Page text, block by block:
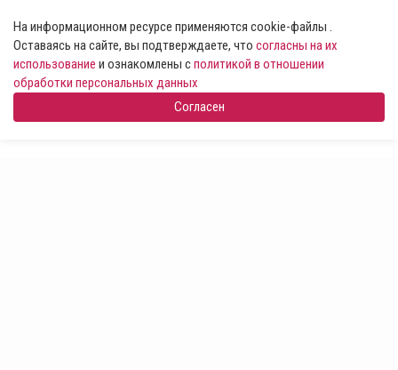
На информационном ресурсе применяются cookie-файлы .
Оставаясь на сайте, вы подтверждаете, что согласны на их
использование и ознакомлены сполитикой в отношении
обработки персональных данных
Согласен